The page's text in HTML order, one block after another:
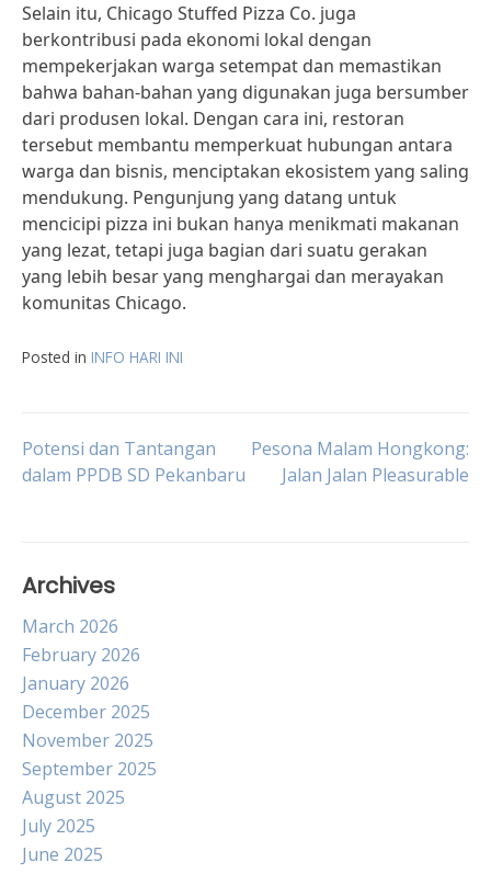
Selain itu, Chicago Stuffed Pizza Co. juga
berkontribusi pada ekonomi lokal dengan
mempekerjakan warga setempat dan memastikan
bahwa bahan-bahan yang digunakan juga bersumber
dari produsen lokal. Dengan cara ini, restoran
tersebut membantu memperkuat hubungan antara
warga dan bisnis, menciptakan ekosistem yang saling
mendukung. Pengunjung yang datang untuk
mencicipi pizza ini bukan hanya menikmati makanan
yang lezat, tetapi juga bagian dari suatu gerakan
yang lebih besar yang menghargai dan merayakan
komunitas Chicago.
Posted in INFO HARI INI
Post
Potensi dan Tantangan
dalam PPDB SD Pekanbaru
Pesona Malam Hongkong:
Jalan Jalan Pleasurable
Archives
March 2026
February 2026
January 2026
December 2025
November 2025
September 2025
August 2025
July 2025
June 2025